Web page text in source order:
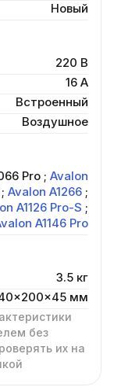
Новый
220 В
16 A
Встроенный
Воздушное
Pro ; Avalon
; Avalon A1266 ;
A1126 Pro-S ;
A1146 Pro
3.5 кг
мм
без
их на